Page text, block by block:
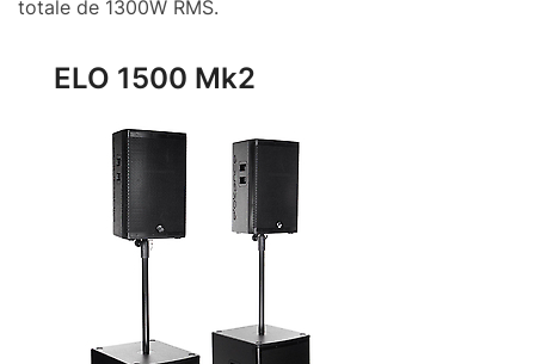
totale de 1300W RMS.
ELO 1500 Mk2